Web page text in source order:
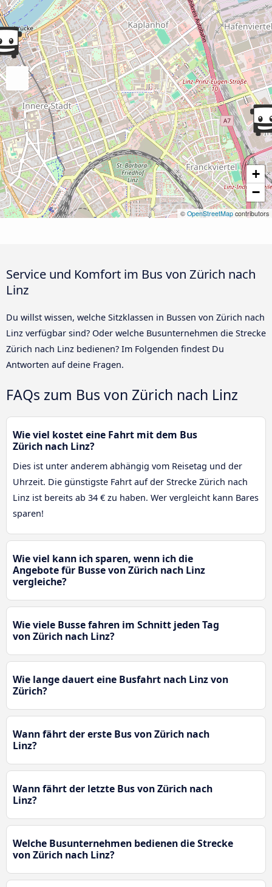
+
−
© OpenStreetMapcontributors
Service und Komfort im Bus von Zürich nach
Linz
Du willst wissen, welche Sitzklassen in Bussen von Zürich nach
Linz verfügbar sind? Oder welche Busunternehmen die Strecke
Zürich nach Linz bedienen? Im Folgenden findest Du
Antworten auf deine Fragen.
FAQs zum Bus von Zürich nach Linz
Wie viel kostet eine Fahrt mit dem Bus
Zürich nach Linz?
Dies ist unter anderem abhängig vom Reisetag und der
Uhrzeit. Die günstigste Fahrt auf der Strecke Zürich nach
Linz ist bereits ab 34 € zu haben. Wer vergleicht kann Bares
sparen!
Wie viel kann ich sparen, wenn ich die
Angebote für Busse von Zürich nach Linz
vergleiche?
Wie viele Busse fahren im Schnitt jeden Tag
von Zürich nach Linz?
Wie lange dauert eine Busfahrt nach Linz von
Zürich?
Wann fährt der erste Bus von Zürich nach
Linz?
Wann fährt der letzte Bus von Zürich nach
Linz?
Welche Busunternehmen bedienen die Strecke
von Zürich nach Linz?